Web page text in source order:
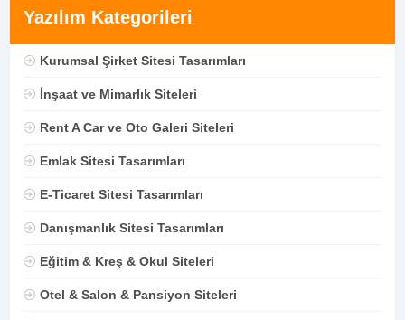
Yazılım Kategorileri
Kurumsal Şirket Sitesi Tasarımları
İnşaat ve Mimarlık Siteleri
Rent A Car ve Oto Galeri Siteleri
Emlak Sitesi Tasarımları
E-Ticaret Sitesi Tasarımları
Danışmanlık Sitesi Tasarımları
Eğitim & Kreş & Okul Siteleri
Otel & Salon & Pansiyon Siteleri